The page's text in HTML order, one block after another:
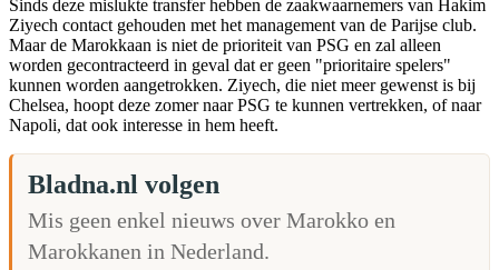
Sinds deze mislukte transfer hebben de zaakwaarnemers van Hakim
Ziyech contact gehouden met het management van de Parijse club.
Maar de Marokkaan is niet de prioriteit van PSG en zal alleen
worden gecontracteerd in geval dat er geen "prioritaire spelers"
kunnen worden aangetrokken. Ziyech, die niet meer gewenst is bij
Chelsea, hoopt deze zomer naar PSG te kunnen vertrekken, of naar
Napoli, dat ook interesse in hem heeft.
Bladna.nl volgen
Mis geen enkel nieuws over Marokko en
Marokkanen in Nederland.